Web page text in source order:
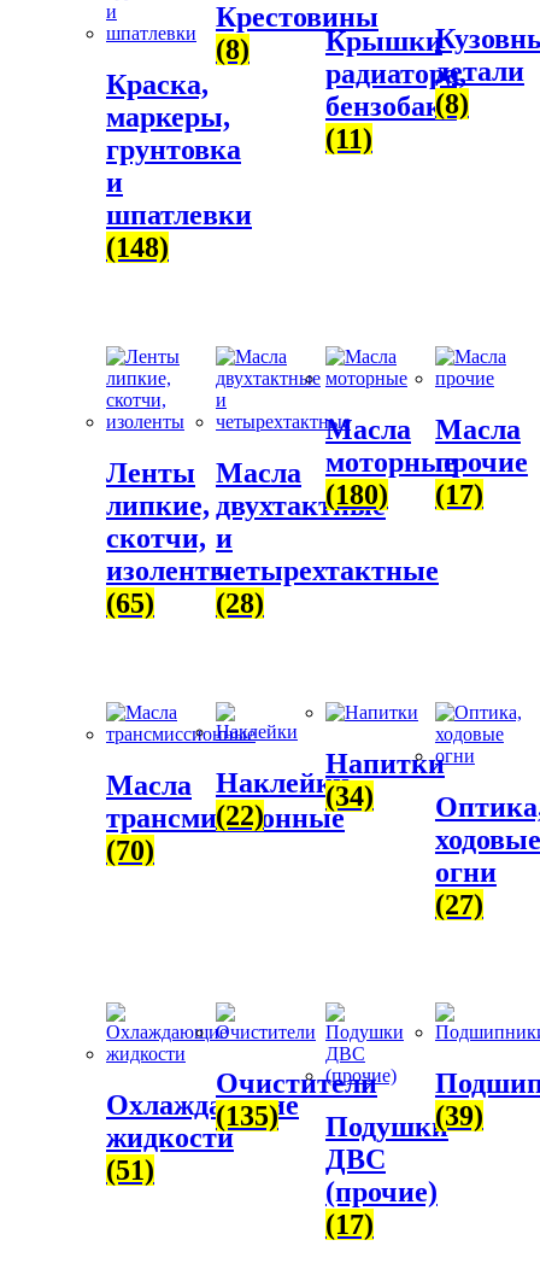
Краска,
маркеры,
грунтовка
и
шпатлевки
(148)
Крестовины
(8)
Крышки
радиатора,
бензобака
(11)
детали
(8)
Ленты
липкие,
скотчи,
изоленты
(65)
Масла
двухтактные
и
четырехтактные
(28)
Масла
моторные
(180)
Масла
прочие
(17)
Масла
трансмиссионные
(70)
Наклейки
(22)
Напитки
(34)
ходовые
огни
(27)
Охлаждающие
жидкости
(51)
Очистители
(135)
Подушки
ДВС
(прочие)
(17)
(39)